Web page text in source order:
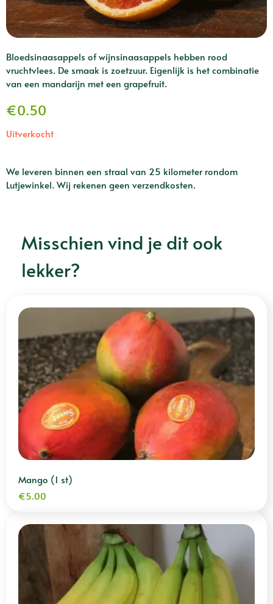
Bloedsinaasappels of wijnsinaasappels hebben rood
vruchtvlees. De smaak is zoetzuur. Eigenlijk is het combinatie
van een mandarijn met een grapefruit.
€0.50
Uitverkocht
We leveren binnen een straal van 25 kilometer rondom
Lutjewinkel. Wij rekenen geen verzendkosten.
Misschien vind je dit ook
lekker?
Mango (1 st)
€5.00